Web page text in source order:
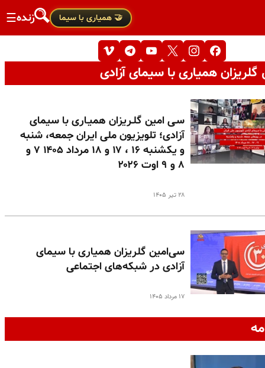
🤝 همیاری با سیما زنده☰
همیاری با سیمای آزادی
سـی امین گلـریزان همیـاری با سیمای
آزادی؛ تلویزیون ملی ایران جمعه، شنبه
و یکشنبه ۱۶ ، ۱۷ و ۱۸ مرداد ۱۴۰۵ ۷ و
۸ و ۹ اوت ۲۰۲۶
۲۸ تیر ۱۴۰۵
سی‌امین گلریزان همیاری با سیمای
آزادی در شبکه‌های اجتماعی
۱۷ مرداد ۱۴۰۵